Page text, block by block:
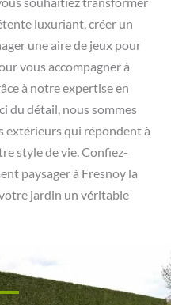
luxuriant, créer un
une aire de jeux pour
vous accompagner à
à notre expertise en
du détail, nous sommes
extérieurs qui répondent à
style de vie. Confiez-
paysager à Fresnoy la
jardin un véritable